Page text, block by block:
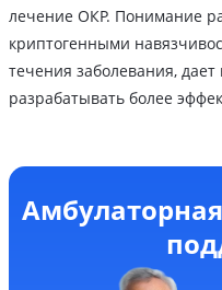
лечение ОКР. Понимание
криптогенными
течения заболевания,
разрабатывать более